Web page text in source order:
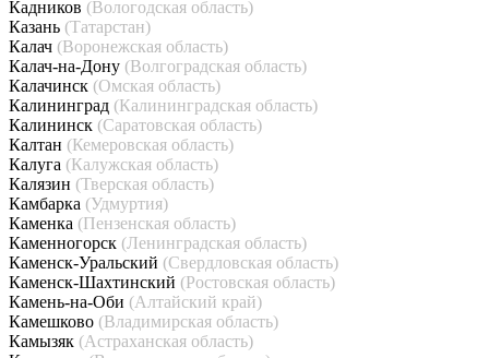
Кадников (Вологодская область)
Казань (Татарстан)
Калач (Воронежская область)
Калач-на-Дону (Волгоградская область)
Калачинск (Омская область)
Калининград (Калининградская область)
Калининск (Саратовская область)
Калтан (Кемеровская область)
Калуга (Калужская область)
Калязин (Тверская область)
Камбарка (Удмуртия)
Каменка (Пензенская область)
Каменногорск (Ленинградская область)
Каменск-Уральский (Свердловская область)
Каменск-Шахтинский (Ростовская область)
Камень-на-Оби (Алтайский край)
Камешково (Владимирская область)
Камызяк (Астраханская область)